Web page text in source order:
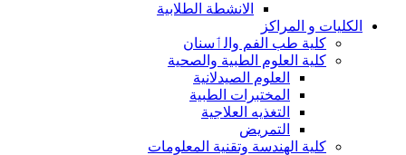
الانشطة الطلابية
الكليات و المراكز
كلية طب الفم والٲسنان
كلية العلوم الطبية والصحية
العلوم الصيدلانية
المختبرات الطبية
التغذيه العلاجية
التمريض
كلية الهندسة وتقنية المعلومات